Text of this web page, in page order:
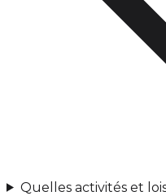
Quelles activités et